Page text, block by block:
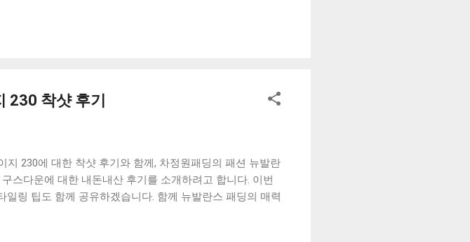
230 착샷 후기
230에 대한 착샷 후기와 함께, 차정원패딩의 패션 뉴발란
스다운에 대한 내돈내산 후기를 소개하려고 합니다. 이번
링 팁도 함께 공유하겠습니다. 함께 뉴발란스 패딩의 매력